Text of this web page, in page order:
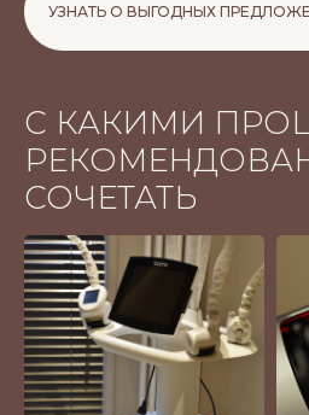
УЗНАТЬ О ВЫГОДНЫХ
С КАКИМИ
СОЧЕТАТЬ